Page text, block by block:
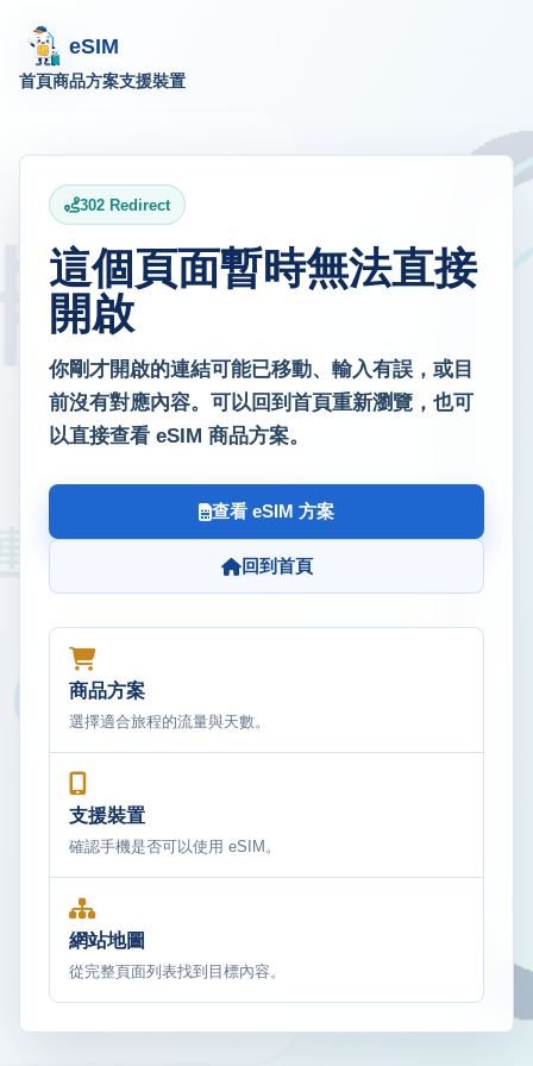
eSIM
首頁商品方案支援裝置
302 Redirect
這個頁面暫時無法直接
開啟
你剛才開啟的連結可能已移動、輸入有誤，或目
前沒有對應內容。可以回到首頁重新瀏覽，也可
以直接查看 eSIM 商品方案。
查看 eSIM 方案
回到首頁
商品方案
選擇適合旅程的流量與天數。
支援裝置
確認手機是否可以使用 eSIM。
網站地圖
從完整頁面列表找到目標內容。